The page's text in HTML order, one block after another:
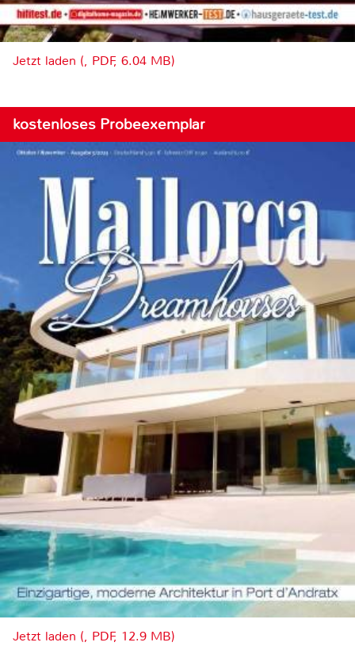
Jetzt laden (, PDF, 6.04 MB)
kostenloses Probeexemplar
Jetzt laden (, PDF, 12.9 MB)